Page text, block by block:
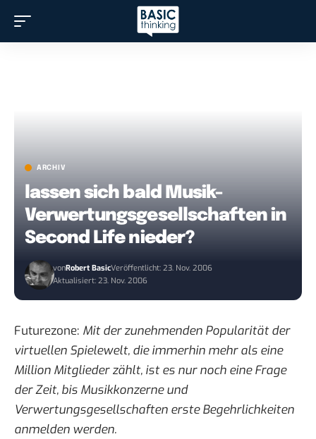
ARCHIV
lassen sich bald Musik-
Verwertungsgesellschaften in
Second Life nieder?
vonRobert BasicVeröffentlicht: 23. Nov. 2006
Aktualisiert: 23. Nov. 2006
Futurezone: Mit der zunehmenden Popularität der
virtuellen Spielewelt, die immerhin mehr als eine
Million Mitglieder zählt, ist es nur noch eine Frage
der Zeit, bis Musikkonzerne und
Verwertungsgesellschaften erste Begehrlichkeiten
anmelden werden.